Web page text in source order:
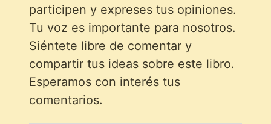
participen y expreses tus opiniones.
Tu voz es importante para nosotros.
Siéntete libre de comentar y
compartir tus ideas sobre este libro.
Esperamos con interés tus
comentarios.